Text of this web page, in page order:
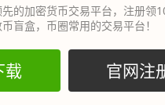
的加密货币交易平台，注册领
盲盒，币圈常用的交易平台！
载 官网注